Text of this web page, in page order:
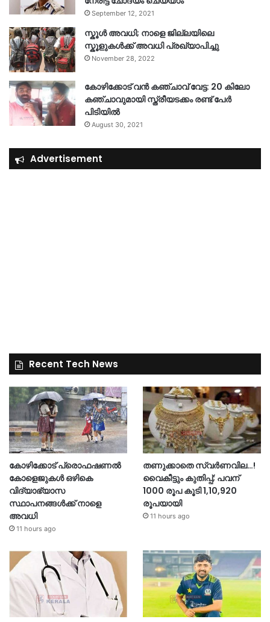
September 12, 2021
സ്കൂൾ അവധി; നാളെ ജില്ലയിലെ
സ്കൂളുകൾക്ക് അവധി പ്രഖ്യാപിച്ചു
November 28, 2022
കോഴിക്കോട് വൻ കഞ്ചാവ് വേട്ട: 20 കിലോ
കഞ്ചാവുമായി സ്ത്രീയടക്കം രണ്ട് പേർ
പിടിയിൽ
August 30, 2021
Advertisement
Recent Tech News
കോഴിക്കോട് പ്രൊഫഷണൽ
കോളെജുകൾ ഒഴികെ
വിദ്യാഭ്യാസ
സ്ഥാപനങ്ങൾക്ക് നാളെ
അവധി
11 hours ago
തണുക്കാതെ സ്വർണവില…!
വൈകീട്ടും കുതിപ്പ്; പവന്
1000 രൂപ കൂടി 1,10,920
രൂപയായി
11 hours ago